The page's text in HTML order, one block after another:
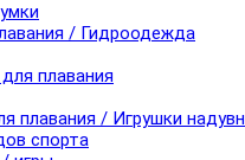
/ Гидроодежда
плавания
плавания / Игрушки
спорта